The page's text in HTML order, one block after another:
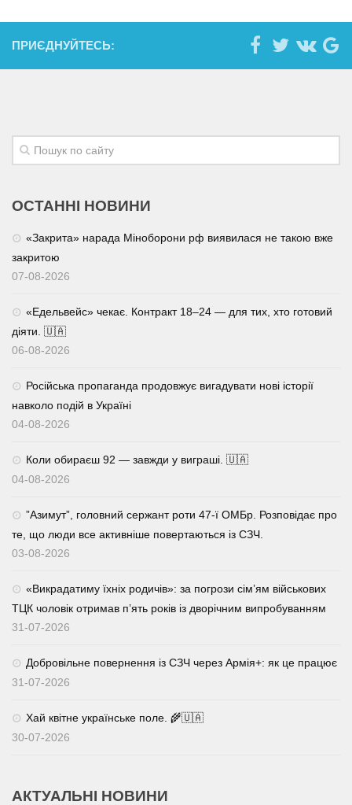
ПРИЄДНУЙТЕСЬ:
ОСТАННІ НОВИНИ
«Закрита» нарада Міноборони рф виявилася не такою вже
закритою
07-08-2026
«Едельвейс» чекає. Контракт 18–24 — для тих, хто готовий
діяти. 🇺🇦
06-08-2026
Російська пропаганда продовжує вигадувати нові історії
навколо подій в Україні
04-08-2026
Коли обираєш 92 — завжди у виграші. 🇺🇦
04-08-2026
⁨”Азимут”, головний сержант роти 47-ї ОМБр. Розповідає про
те, що люди все активніше повертаються із СЗЧ.
03-08-2026
«Викрадатиму їхніх родичів»: за погрози сім’ям військових
ТЦК чоловік отримав п’ять років із дворічним випробуванням
31-07-2026
Добровільне повернення із СЗЧ через Армія+: як це працює
31-07-2026
Хай квітне українське поле. 🌾🇺🇦
30-07-2026
АКТУАЛЬНІ НОВИНИ